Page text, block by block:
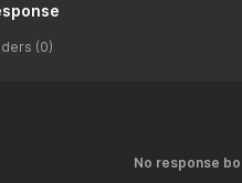
(0)
No response